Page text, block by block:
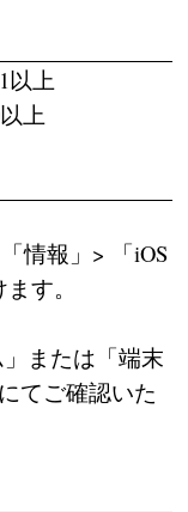
以上
上
情報」> 「iOS
す。
または「端末
てご確認いた